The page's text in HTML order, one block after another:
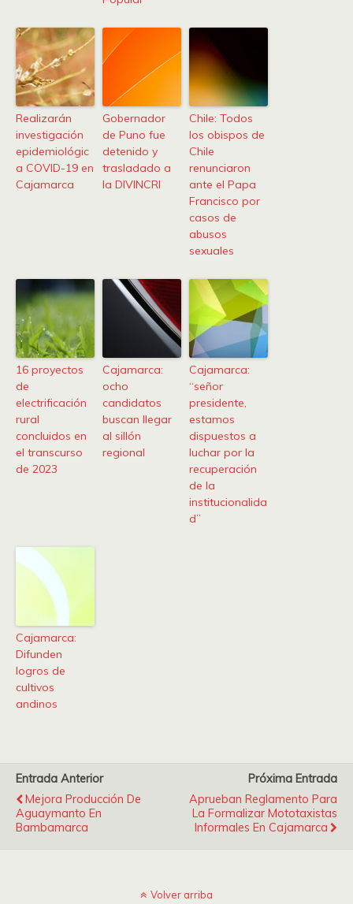
Realizarán
investigación
epidemiológic
a COVID-19 en
Cajamarca
Gobernador
de Puno fue
detenido y
trasladado a
la DIVINCRI
Chile: Todos
los obispos de
Chile
renunciaron
ante el Papa
Francisco por
casos de
abusos
sexuales
16 proyectos
de
electrificación
rural
concluidos en
el transcurso
de 2023
Cajamarca:
ocho
candidatos
buscan llegar
al sillón
regional
Cajamarca:
“señor
presidente,
estamos
dispuestos a
luchar por la
recuperación
de la
institucionalida
d”
Cajamarca:
Difunden
logros de
cultivos
andinos
Entrada Anterior
Mejora Producción De
Aguaymanto En
Bambamarca
Próxima Entrada
Aprueban Reglamento Para
La Formalizar Mototaxistas
Informales En Cajamarca
Volver arriba